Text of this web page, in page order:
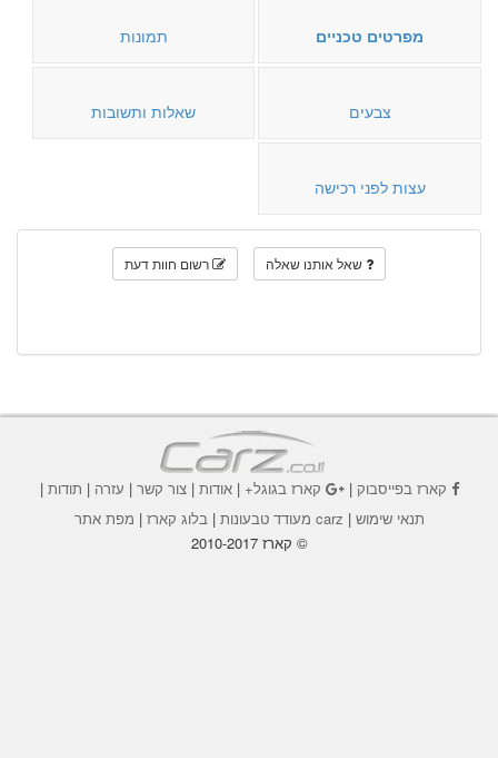
מפרטים טכניים תמונות
צבעים שאלות ותשובות
עצות לפני רכישה
שאל אותנו שאלה רשום חוות דעת
קארז בפייסבוק| קארז בגוגל+|אודות |צור קשר | עזרה | תודות |
תנאי שימוש | carz מעודד טבעונות | בלוג קארז | מפת אתר
© קארז 2010-2017